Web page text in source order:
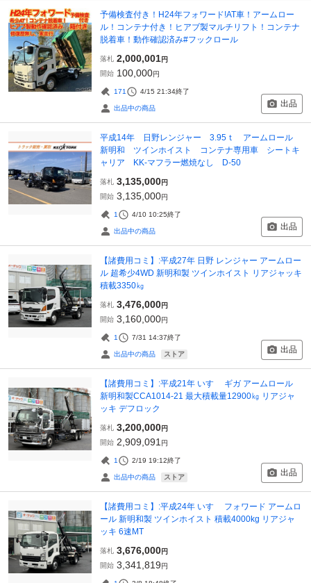
予備検査付き！H24年フォワード!AT車！アームロー
ル！コンテナ付き！ヒアブ製マルチリフト！コンテナ
脱着車！動作確認済み#フックロール
落札 2,000,001円
開始 100,000円
171 4/15 21:34終了
出品中の商品 出品
平成14年 日野レンジャー 3.95ｔ アームロール
新明和 ツインホイスト コンテナ専用車 シートキ
ャリア KK‐マフラー燃焼なし D-50
落札 3,135,000円
開始 3,135,000円
1 4/10 10:25終了
出品中の商品 出品
【諸費用コミ】:平成27年 日野 レンジャー アームロー
ル 超希少4WD 新明和製 ツインホイスト リアジャッキ
積載3350㎏
落札 3,476,000円
開始 3,160,000円
1 7/31 14:37終了
出品中の商品 ストア 出品
【諸費用コミ】:平成21年 いすゞ ギガ アームロール
新明和製CCA1014-21 最大積載量12900㎏ リアジャ
ッキ デフロック
落札 3,200,000円
開始 2,909,091 円
1 2/19 19:12終了
出品中の商品 ストア 出品
【諸費用コミ】:平成24年 いすゞ フォワード アームロ
ール 新明和製 ツインホイスト 積載4000kg リアジャ
ッキ 6速MT
落札 3,676,000円
開始 3,341,819円